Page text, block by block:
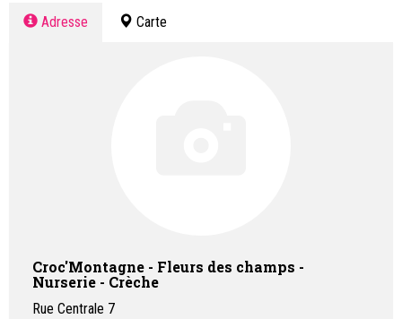
Adresse Carte
Croc'Montagne - Fleurs des champs -
Nurserie - Crèche
Rue Centrale 7